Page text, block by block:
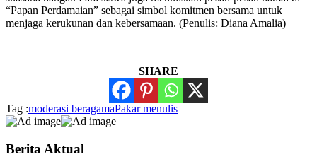
“Papan Perdamaian” sebagai simbol komitmen bersama untuk
menjaga kerukunan dan kebersamaan. (Penulis: Diana Amalia)
SHARE
Tag :moderasi beragamaPakar menulis
Berita Aktual